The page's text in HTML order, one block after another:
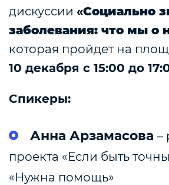
дискуссии «Социально
заболевания: что мы о
которая пройдет на
10 декабря с 15:00 до
Спикеры:
Анна Арзамасова –
проекта «Если быть
«Нужна помощь»